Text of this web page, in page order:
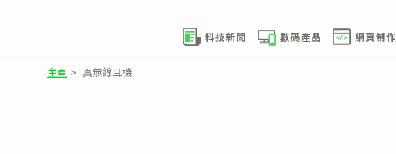
科技新聞 數碼產品 網頁制作
主頁 > 真無線耳機